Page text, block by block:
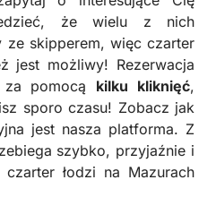
że wielu z nich
ze skipperem, więc czarter
jest możliwy! Rezerwacja
pomocą kilku kliknięć,
sporo czasu! Zobacz jak
jest nasza platforma. Z
szybko, przyjaźnie i
łodzi na Mazurach